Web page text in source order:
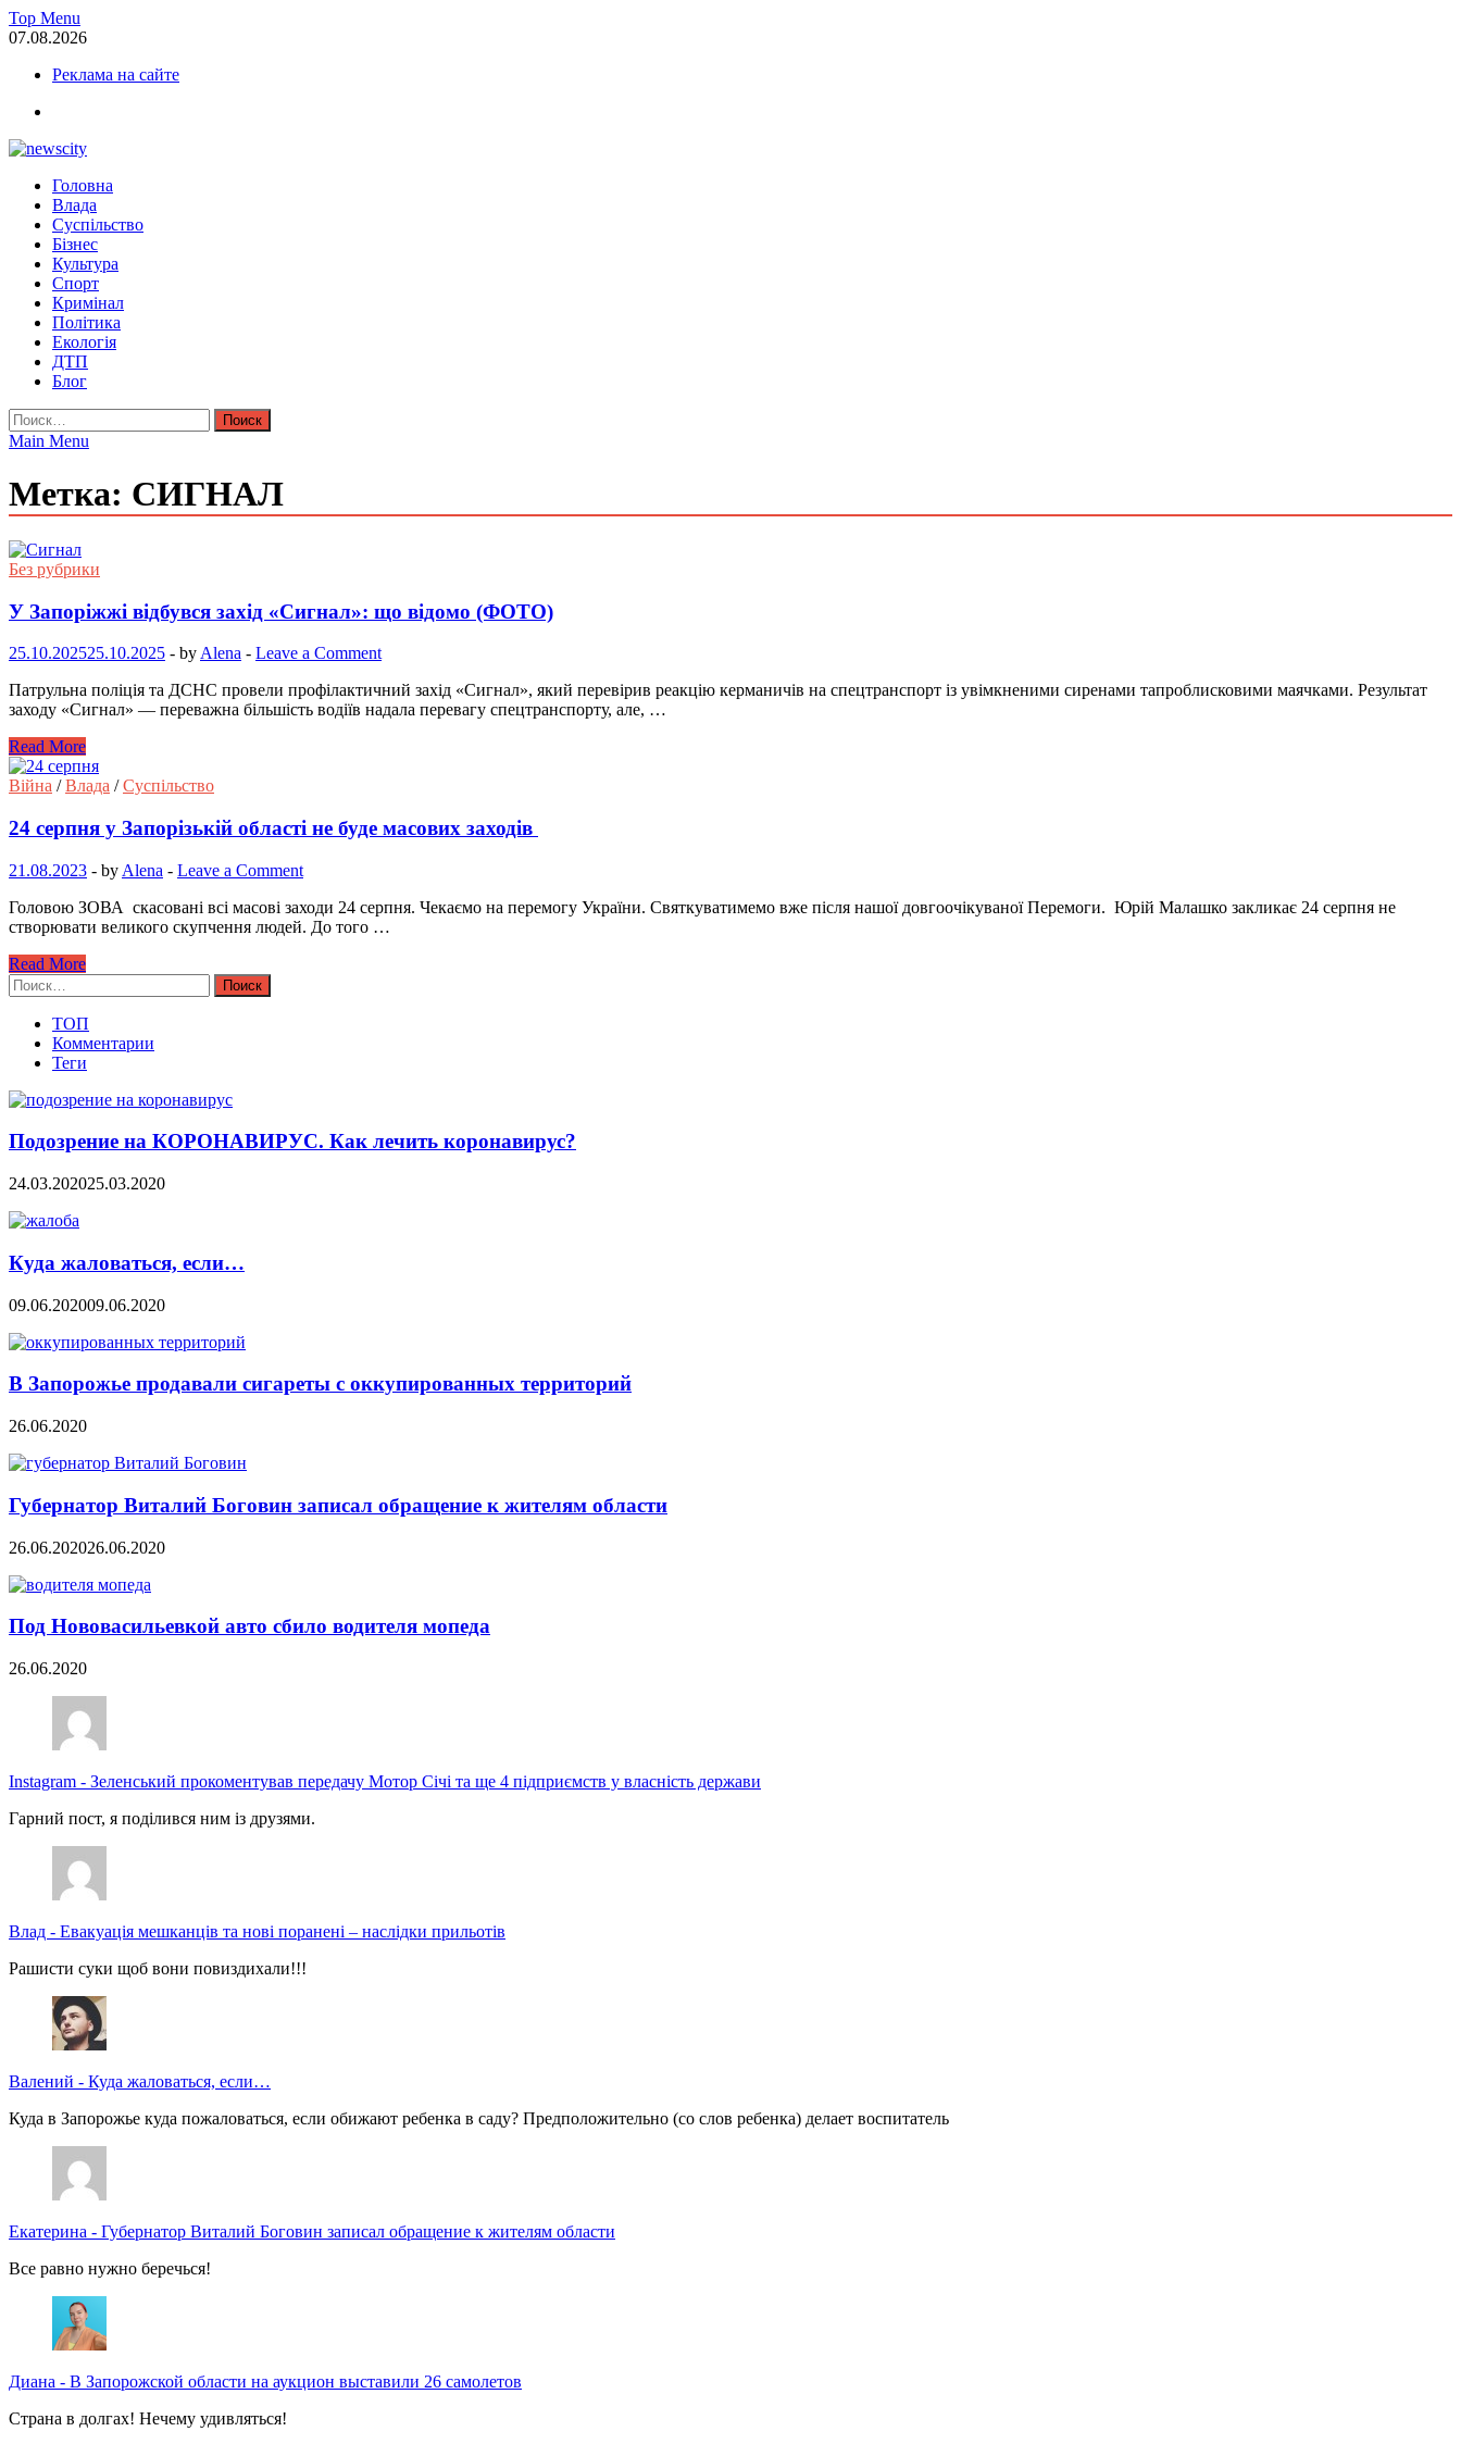
Skip
to
Top Menu
07.08.2026
Реклама на сайте
NewsCity — свежие новости Запорожья сегодня
Новости Запорожья и Запорожской области сегодня. События Запорожья, коррупция, политика, дтп, новости спорта
Головна
Влада
Суспільство
Бізнес
Культура
Спорт
Кримінал
Політика
Екологія
ДТП
Блог
Найти:
Main Menu
Метка: СИГНАЛ
Без рубрики
У Запоріжжі відбувся захід «Сигнал»: що відомо (ФОТО)
25.10.202525.10.2025 - by Alena - Leave a Comment
Патрульна поліція та ДСНС провели профілактичний захід «Сигнал», який перевірив реакцію керманичів на спецтранспорт із увімкненими сиренами тапроблисковими маячками. Результат
заходу «Сигнал» — переважна більшість водіїв надала перевагу спецтранспорту, але, …
Read More
Війна /Влада /Суспільство
24 серпня у Запорізькій області не буде масових заходів
21.08.2023 - by Alena - Leave a Comment
Головою ЗОВА скасовані всі масові заходи 24 серпня. Чекаємо на перемогу України. Святкуватимемо вже після нашої довгоочікуваної Перемоги. Юрій Малашко закликає 24 серпня не
створювати великого скупчення людей. До того …
Read More
Найти:
ТОП
Комментарии
Теги
Подозрение на КОРОНАВИРУС. Как лечить коронавирус?
24.03.202025.03.2020
Куда жаловаться, если…
09.06.202009.06.2020
В Запорожье продавали сигареты с оккупированных территорий
26.06.2020
Губернатор Виталий Боговин записал обращение к жителям области
26.06.202026.06.2020
Под Нововасильевкой авто сбило водителя мопеда
26.06.2020
Instagram - Зеленський прокоментував передачу Мотор Січі та ще 4 підприємств у власність держави
Гарний пост, я поділився ним із друзями.
Влад - Евакуація мешканців та нові поранені – наслідки прильотів
Рашисти суки щоб вони повиздихали!!!
Валений - Куда жаловаться, если…
Куда в Запорожье куда пожаловаться, если обижают ребенка в саду? Предположительно (со слов ребенка) делает воспитатель
Екатерина - Губернатор Виталий Боговин записал обращение к жителям области
Все равно нужно беречься!
Диана - В Запорожской области на аукцион выставили 26 самолетов
Страна в долгах! Нечему удивляться!